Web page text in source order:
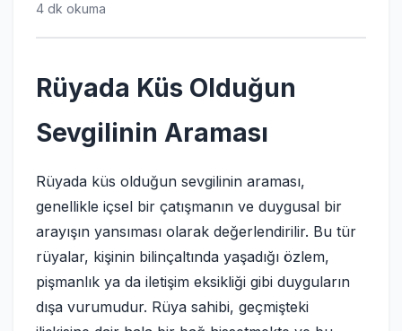
4 dk okuma
Rüyada Küs Olduğun
Sevgilinin Araması
Rüyada küs olduğun sevgilinin araması,
genellikle içsel bir çatışmanın ve duygusal bir
arayışın yansıması olarak değerlendirilir. Bu tür
rüyalar, kişinin bilinçaltında yaşadığı özlem,
pişmanlık ya da iletişim eksikliği gibi duyguların
dışa vurumudur. Rüya sahibi, geçmişteki